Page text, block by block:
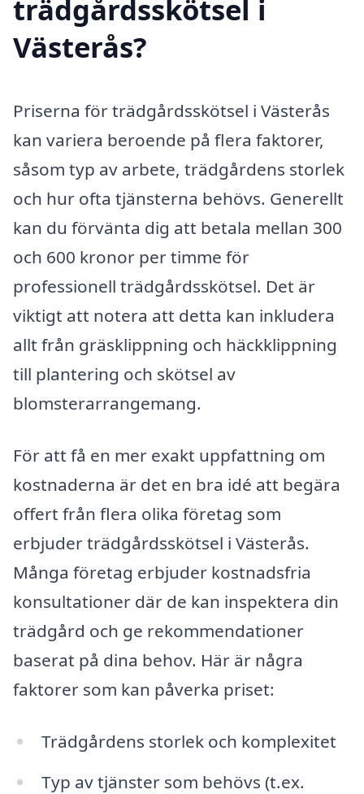
trädgårdsskötsel i
Västerås?
Priserna för trädgårdsskötsel i Västerås
kan variera beroende på flera faktorer,
såsom typ av arbete, trädgårdens storlek
och hur ofta tjänsterna behövs. Generellt
kan du förvänta dig att betala mellan 300
och 600 kronor per timme för
professionell trädgårdsskötsel. Det är
viktigt att notera att detta kan inkludera
allt från gräsklippning och häckklippning
till plantering och skötsel av
blomsterarrangemang.
För att få en mer exakt uppfattning om
kostnaderna är det en bra idé att begära
offert från flera olika företag som
erbjuder trädgårdsskötsel i Västerås.
Många företag erbjuder kostnadsfria
konsultationer där de kan inspektera din
trädgård och ge rekommendationer
baserat på dina behov. Här är några
faktorer som kan påverka priset:
Trädgårdens storlek och komplexitet
Typ av tjänster som behövs (t.ex.